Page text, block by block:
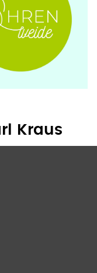
Kraus